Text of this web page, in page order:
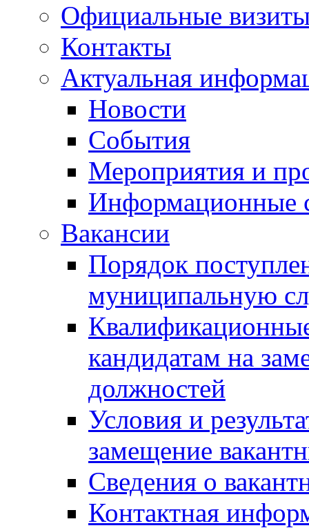
Официальные
Контакты
Актуальная
Новости
События
Мероприятия и
Информационные
Вакансии
Порядок
муниципальную
кандидатам на
должностей
Условия и
замещение
Сведения о
Контактная